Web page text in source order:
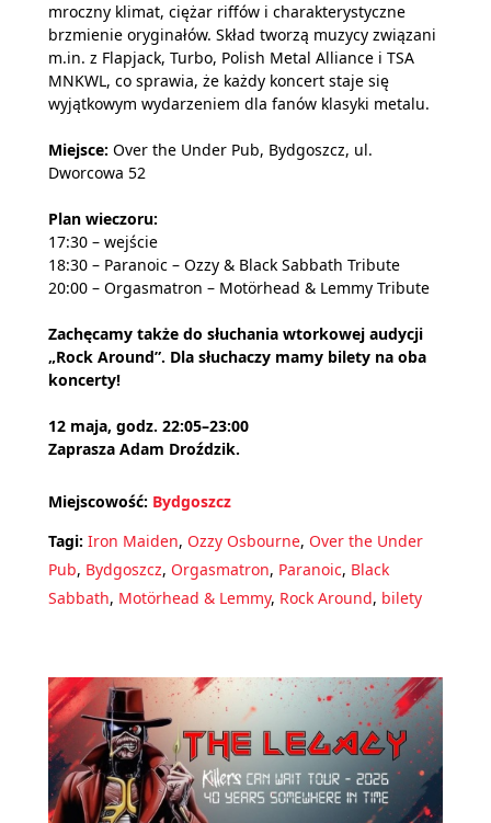
mroczny klimat, ciężar riffów i charakterystyczne
brzmienie oryginałów. Skład tworzą muzycy związani
m.in. z Flapjack, Turbo, Polish Metal Alliance i TSA
MNKWL, co sprawia, że każdy koncert staje się
wyjątkowym wydarzeniem dla fanów klasyki metalu.
Miejsce: Over the Under Pub, Bydgoszcz, ul.
Dworcowa 52
Plan wieczoru:
17:30 – wejście
18:30 – Paranoic – Ozzy & Black Sabbath Tribute
20:00 – Orgasmatron – Motörhead & Lemmy Tribute
Zachęcamy także do słuchania wtorkowej audycji
„Rock Around”. Dla słuchaczy mamy bilety na oba
koncerty!
12 maja, godz. 22:05–23:00
Zaprasza Adam Droździk.
Miejscowość: Bydgoszcz
Tagi: Iron Maiden, Ozzy Osbourne, Over the Under
Pub, Bydgoszcz, Orgasmatron, Paranoic, Black
Sabbath, Motörhead & Lemmy, Rock Around, bilety